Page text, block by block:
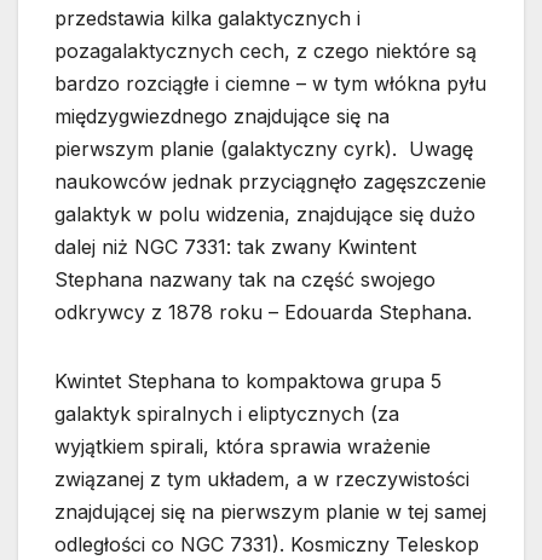
przedstawia kilka galaktycznych i
pozagalaktycznych cech, z czego niektóre są
bardzo rozciągłe i ciemne – w tym włókna pyłu
międzygwiezdnego znajdujące się na
pierwszym planie (galaktyczny cyrk). Uwagę
naukowców jednak przyciągnęło zagęszczenie
galaktyk w polu widzenia, znajdujące się dużo
dalej niż NGC 7331: tak zwany Kwintent
Stephana nazwany tak na część swojego
odkrywcy z 1878 roku – Edouarda Stephana.
Kwintet Stephana to kompaktowa grupa 5
galaktyk spiralnych i eliptycznych (za
wyjątkiem spirali, która sprawia wrażenie
związanej z tym układem, a w rzeczywistości
znajdującej się na pierwszym planie w tej samej
odległości co NGC 7331). Kosmiczny Teleskop